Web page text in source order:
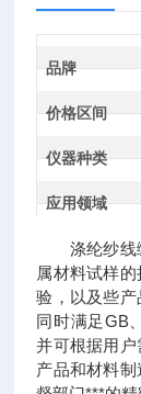
品牌
价格区间
仪器种类
应用领域
涤纶纱线缠
属材料试样
验，以及些
同时满足GB
并可根据用
产品和材料